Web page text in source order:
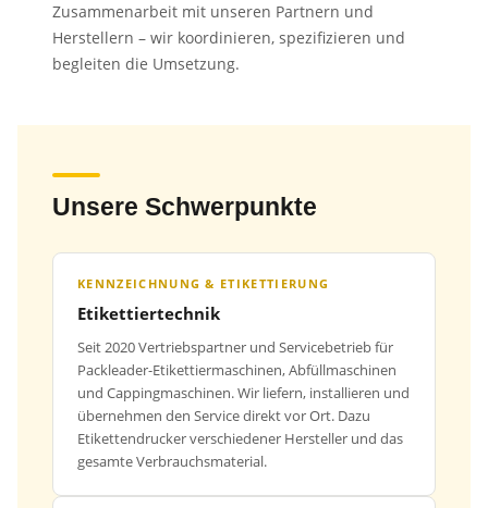
Zusammenarbeit mit unseren Partnern und
Herstellern – wir koordinieren, spezifizieren und
begleiten die Umsetzung.
Unsere Schwerpunkte
KENNZEICHNUNG & ETIKETTIERUNG
Etikettiertechnik
Seit 2020 Vertriebspartner und Servicebetrieb für
Packleader-Etikettiermaschinen, Abfüllmaschinen
und Cappingmaschinen. Wir liefern, installieren und
übernehmen den Service direkt vor Ort. Dazu
Etikettendrucker verschiedener Hersteller und das
gesamte Verbrauchsmaterial.